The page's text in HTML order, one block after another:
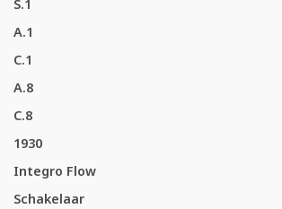
S.1
A.1
C.1
A.8
C.8
1930
Integro Flow
Schakelaar